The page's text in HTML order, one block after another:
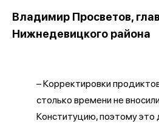
Владимир Просветов,
Нижнедевицкого района
– Корректировки
столько времени не
Конституцию, поэтому это